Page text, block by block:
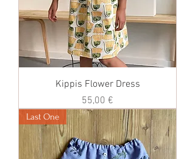
Kippis Flower Dress
価格
55,00 €
Last One